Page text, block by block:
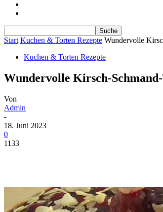
Start Kuchen & Torten Rezepte Wundervolle
Kuchen & Torten Rezepte
Wundervolle Kirsch-
Von
Admin
-
18. Juni 2023
0
1133